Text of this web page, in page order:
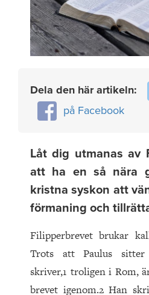
Dela den här artikeln:
på Facebook
Låt dig utmanas av
att ha en så nära
kristna syskon att
förmaning och
Filipperbrevet brukar
Trots att Paulus
skriver,1 troligen i Rom,
brevet igenom.2 Han